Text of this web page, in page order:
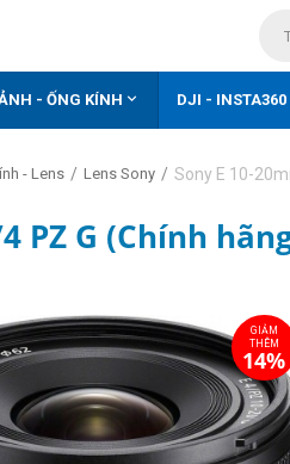
- ỐNG KÍNH  DJI - INSTA360
- Lens / Lens Sony / Sony E 10-
PZ G (Chính